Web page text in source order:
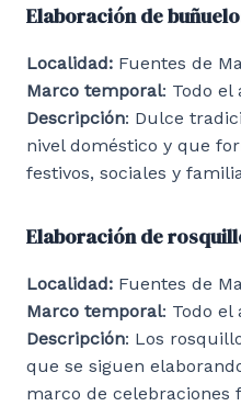
Elaboración de
Localidad: Fuentes de
Marco temporal: Todo el
Descripción: Dulce
nivel doméstico y que
festivos, sociales y
Elaboración de
Localidad: Fuentes de
Marco temporal: Todo el
Descripción: Los
que se siguen
marco de celebraciones